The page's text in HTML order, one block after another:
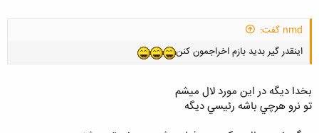
nmd گفت:
اینقدر گیر بدید بازم اخراجمون کنن
بخدا ديگه در اين مورد لال ميشم
تو نرو هرچي باشه رئيسي ديگه